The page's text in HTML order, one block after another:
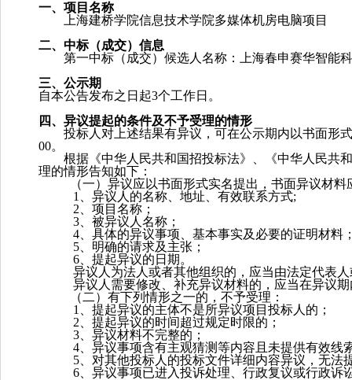
一、项目名称
上海建桥学院信息技术学院多媒体机房电脑项目
二、中标（成交）信息
第一中标（成交）候选人名称：上海春申赛华智能
三、公示期
自本公告发布之日起3个工作日。
四、异议提起的条件及不予受理的情形
投标人对上述结果有异议，可在公示期内以书面形
00。
根据《中华人民共和国招投标法》、《中华人民共
理的情形告知如下：
（一）异议应以书面形式实名提出，书面异议材料
1、异议人的名称、地址、有效联系方式;
2、项目名称；
3、被异议人名称；
4、具体的异议事项、基本事实及必要的证明材料
5、明确的请求及主张；
6、提起异议的日期。
异议人为法人或者其他组织的，应当由法定代表
异议人需要修改、补充异议材料的，应当在异议
（二）有下列情形之一的，不予受理：
1、提起异议的主体不是所异议项目投标人的；
2、提起异议的时间超过规定时限的；
3、异议材料不完整的；
4、异议事项含有主观猜测等内容且未提供有效线
5、对其他投标人的投标文件详细内容异议，无法
6、异议事项已进入投诉处理、行政复议或行政